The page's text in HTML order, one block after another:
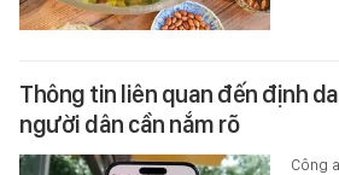
Thông tin liên quan đến định
người dân cần nắm rõ
Công